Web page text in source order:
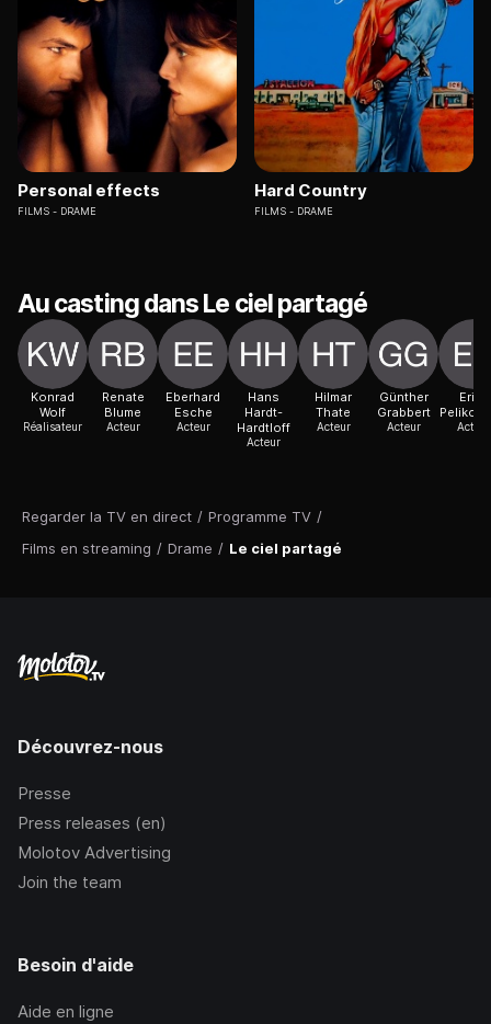
Regarder la TV en direct / Programme TV /
Films en streaming / Drame / Le ciel partagé
Personal effects
FILMS DRAME
Hard Country
FILMS DRAME
Au casting dans Le ciel partagé
Konrad
Wolf
Réalisateur
Renate
Blume
Acteur
Eberhard
Esche
Acteur
Hans
Hardt-
Hardtloff
Acteur
Hilmar
Thate
Acteur
Günther
Grabbert
Acteur
Erika
Acteur
Découvrez-nous
Presse
Press releases (en)
Molotov Advertising
Join the team
Besoin d'aide
Aide en ligne